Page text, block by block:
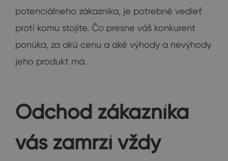
potenciálneho zákazníka, je potrebné vedieť
proti komu stojíte. Čo presne váš konkurent
ponúka, za akú cenu a aké výhody a nevýhody
jeho produkt má.
Odchod zákazníka
vás zamrzí vždy